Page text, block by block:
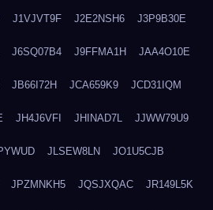
J1VJVT9F J2E2NSH6 J3P9B30E
J6SQ07B4 J9FFMA1H JAA4O10E
JB66I72H JCA659K9 JCD31IQM
JH4J6VFI JHINAD7L JJWW79U9
JLSEW8LN JO1U5CJB
JPZMNKH5 JQSJXQAC JR149L5K